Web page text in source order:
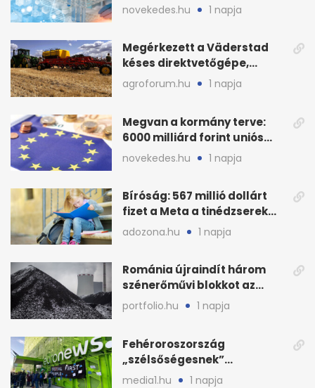
egészségügy súlya?
novekedes.hu 1 napja
Megérkezett a Väderstad
késes direktvetőgépe,
bemutatón is látható
agroforum.hu 1 napja
Megvan a kormány terve:
6000 milliárd forint uniós
pénz sorsa
novekedes.hu 1 napja
Bíróság: 567 millió dollárt
fizet a Meta a tinédzserek
védelmére
adozona.hu 1 napja
Románia újraindít három
szénerőművi blokkot az
áramellátás stabilizálására
portfolio.hu 1 napja
Fehéroroszország
„szélsőségesnek”
minősítette az Euronews
media1.hu 1 napja